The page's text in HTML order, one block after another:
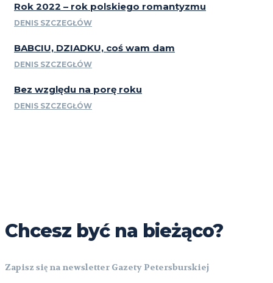
Rok 2022 – rok polskiego romantyzmu
DENIS SZCZEGŁÓW
BABCIU, DZIADKU, coś wam dam
DENIS SZCZEGŁÓW
Bez względu na porę roku
DENIS SZCZEGŁÓW
Chcesz być na bieżąco?
Zapisz się na newsletter Gazety Petersburskiej